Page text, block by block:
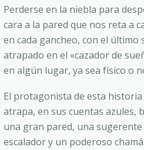
Perderse en la niebla para
cara a la pared que nos reta a
en cada gancheo, con el último
atrapado en el «cazador de
en algún lugar, ya sea físico o
El protagonista de esta
atrapa, en sus cuentas azules,
una gran pared, una sugerente
escalador y un poderoso